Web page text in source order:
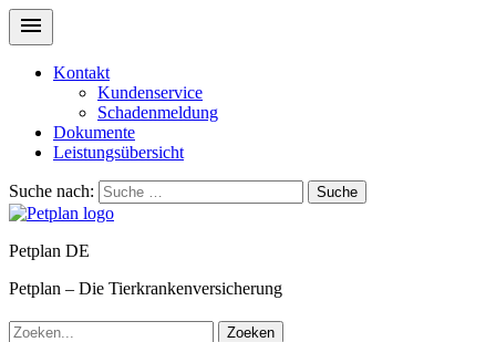
Kontakt
Kundenservice
Schadenmeldung
Dokumente
Leistungsübersicht
Suche nach: Suche
Petplan DE
Petplan – Die Tierkrankenversicherung
Zoeken